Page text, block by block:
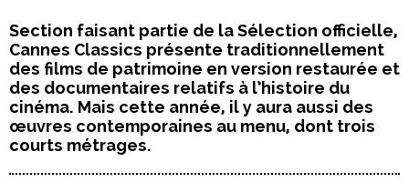
Section faisant partie de la Sélection officielle,
Cannes Classics présente traditionnellement
des films de patrimoine en version restaurée et
des documentaires relatifs à l’histoire du
cinéma. Mais cette année, il y aura aussi des
œuvres contemporaines au menu, dont trois
courts métrages.